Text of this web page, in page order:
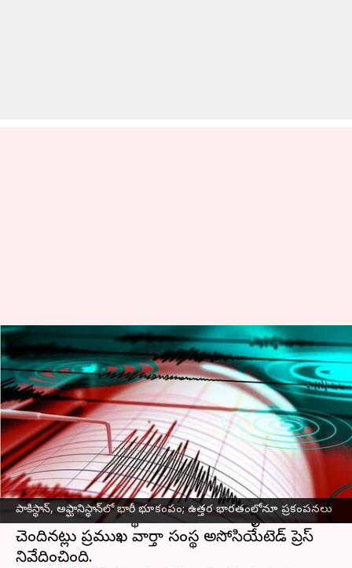
పాకిస్థాన్, అఫ్ఘానిస్థాన్‌లో భారీ భూకంపం; ఉత్తర భారతంలోనూ ప్రకంపనలు
పాకిస్థాన్, అఫ్ఘానిస్థాన్‌లో భారీ
భూకంపం; 11మంది మృతి; ఉత్తర
భారతంలోనూ ప్రకంపనలు
వ్రాసిన వారు Stalin Mar 22, 2023 09:29 am
ఈ వార్తాకథనం ఏంటి
పాకిస్థాన్, అఫ్ఘానిస్థాన్‌లో భారీభూకంపంసంభవించింది.
భూకంపం దాటికి పాకిస్థాన్‌లో 11మంది మృతి
చెందినట్లు ప్రముఖ వార్తా సంస్థ అసోసియేటెడ్ ప్రెస్